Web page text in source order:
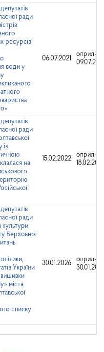
ради
ресурсів
води у
06.07.2021
ради
із
на
15.02.2022
ради
культури
Верховної
України
міста
списку
30.01.2026